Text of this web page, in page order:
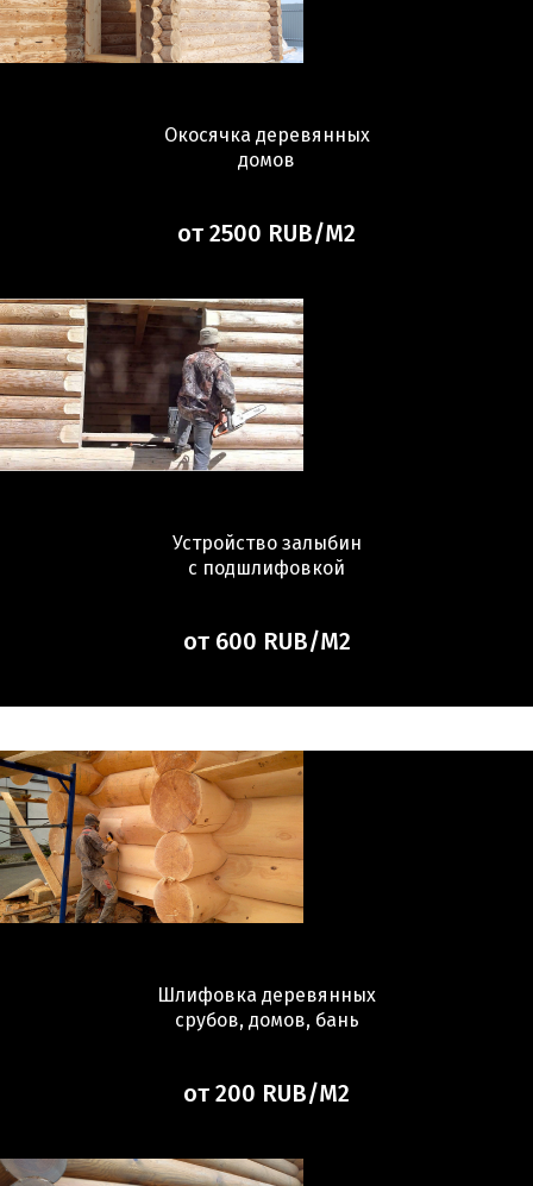
Окосячка деревянных
домов
от 2500 RUB/М2
Устройство залыбин
с подшлифовкой
от 600 RUB/М2
Шлифовка деревянных
срубов, домов, бань
от 200 RUB/М2